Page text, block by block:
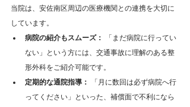
当院は、安佐南区周辺の医療機関との連携を大切に
しています。
病院の紹介もスムーズ：
「まだ病院に行ってい
ない」という方には、交通事故に理解のある整
形外科をご紹介可能です。
定期的な通院指導：
「月に数回は必ず病院へ行
ってください」といった、補償面で不利になら